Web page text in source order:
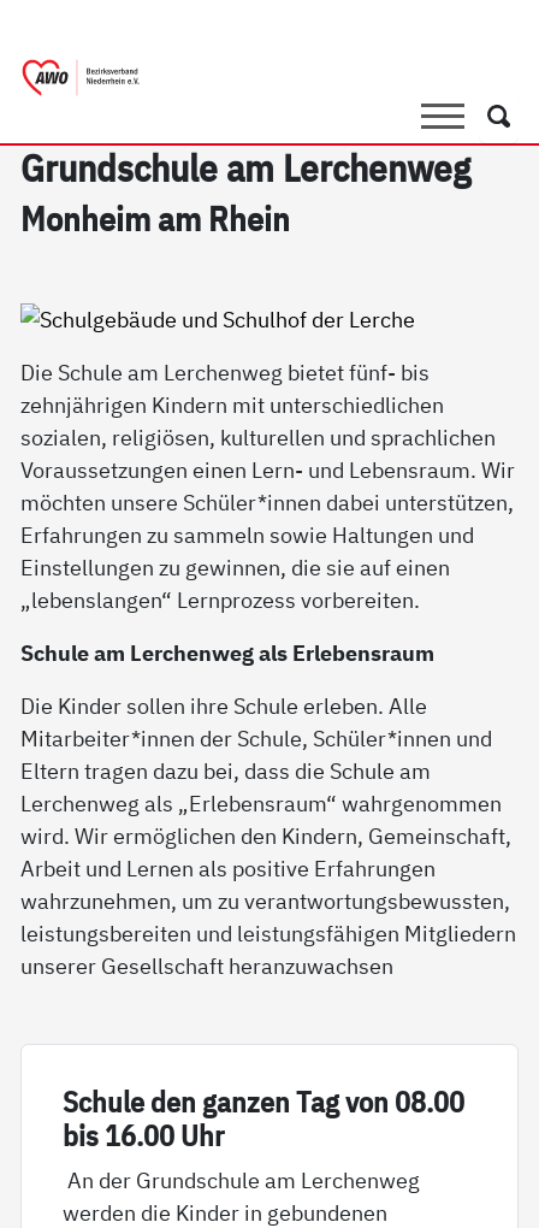
SucheSuche
Grund­schu­le am Ler­chen­weg
Mon­heim am Rhein
Die Schule am Lerchenweg bietet fünf- bis
zehnjährigen Kindern mit unterschiedlichen
sozialen, religiösen, kulturellen und sprachlichen
Voraussetzungen einen Lern- und Lebensraum. Wir
möchten unsere Schüler*innen dabei unterstützen,
Erfahrungen zu sammeln sowie Haltungen und
Einstellungen zu gewinnen, die sie auf einen
„lebenslangen“ Lernprozess vorbereiten.
Schule am Lerchenweg als Erlebensraum
Die Kinder sollen ihre Schule erleben. Alle
Mitarbeiter*innen der Schule, Schüler*innen und
Eltern tragen dazu bei, dass die Schule am
Lerchenweg als „Erlebensraum“ wahrgenommen
wird. Wir ermöglichen den Kindern, Gemeinschaft,
Arbeit und Lernen als positive Erfahrungen
wahrzunehmen, um zu verantwortungsbewussten,
leistungsbereiten und leistungsfähigen Mitgliedern
unserer Gesellschaft heranzuwachsen
Schu­le den gan­zen Tag von 08.00
bis 16.00 Uhr
An der Grundschule am Lerchenweg
werden die Kinder in gebundenen